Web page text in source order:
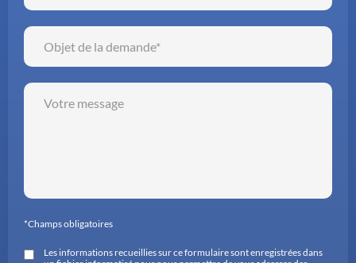
*Champs obligatoires
Les informations recueillies sur ce formulaire sont enregistrées dans